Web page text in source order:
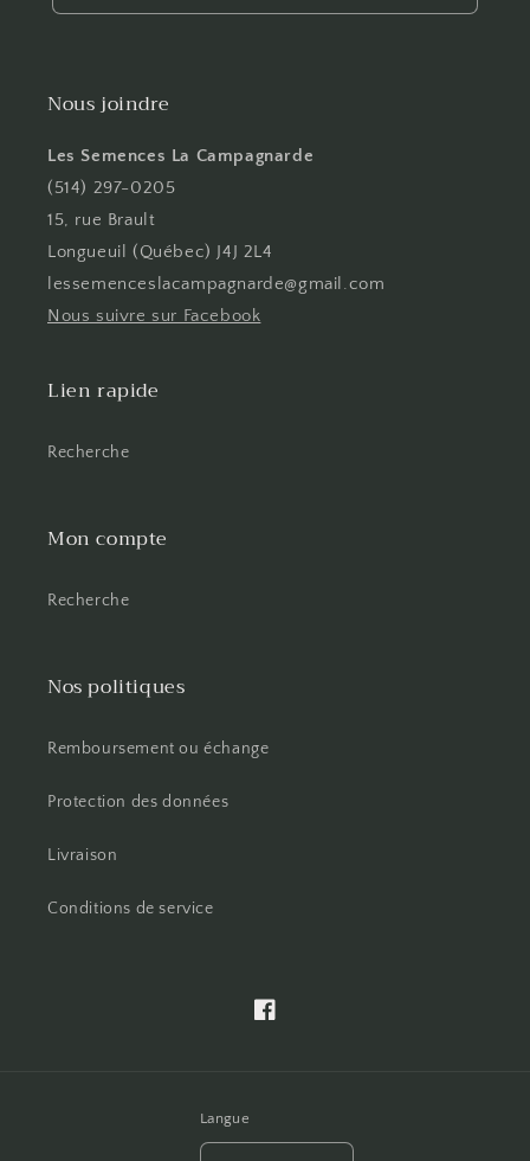
Nous joindre
Les Semences La Campagnarde
(514) 297-0205
15, rue Brault
Longueuil (Québec) J4J 2L4
lessemenceslacampagnarde@gmail.com
Nous suivre sur Facebook
Lien rapide
Recherche
Mon compte
Recherche
Nos politiques
Remboursement ou échange
Protection des données
Livraison
Conditions de service
Facebook
Langue